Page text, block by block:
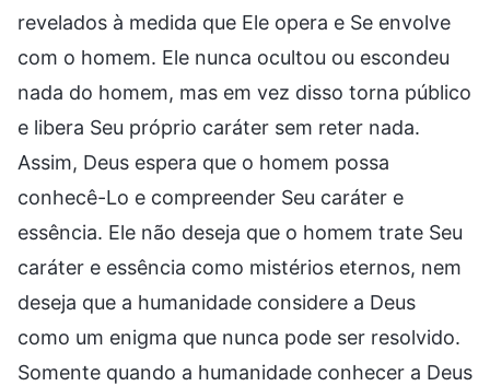
revelados à medida que Ele opera e Se envolve
com o homem. Ele nunca ocultou ou escondeu
nada do homem, mas em vez disso torna público
e libera Seu próprio caráter sem reter nada.
Assim, Deus espera que o homem possa
conhecê-Lo e compreender Seu caráter e
essência. Ele não deseja que o homem trate Seu
caráter e essência como mistérios eternos, nem
deseja que a humanidade considere a Deus
como um enigma que nunca pode ser resolvido.
Somente quando a humanidade conhecer a Deus